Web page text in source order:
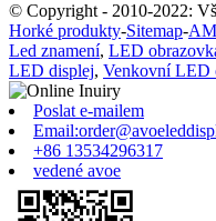
© Copyright - 2010-2022:
Horké produkty-Sitemap-
Led znamení, LED
LED displej, Venkovní LED
Poslat e-mailem
+86 13534296317
vedené avoe